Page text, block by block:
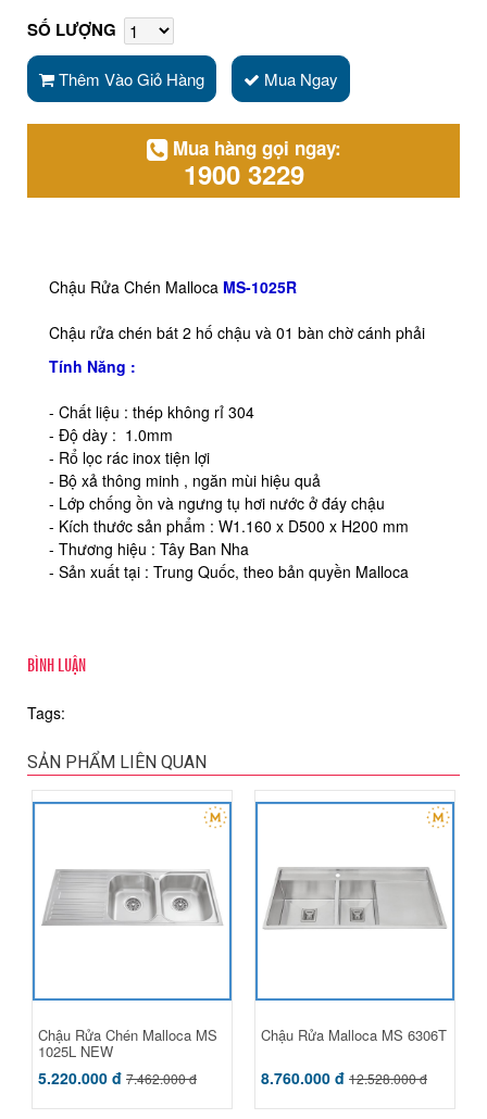
SỐ LƯỢNG
Thêm Vào Giỏ Hàng Mua Ngay
Mua hàng gọi ngay:
1900 3229
Chậu Rửa Chén Malloca MS-1025R
Chậu rửa chén bát 2 hố chậu và 01 bàn chờ cánh phải
Tính Năng :
- Chất liệu : thép không rỉ 304
- Độ dày : 1.0mm
- Rổ lọc rác inox tiện lợi
- Bộ xả thông minh , ngăn mùi hiệu quả
- Lớp chống ồn và ngưng tụ hơi nước ở đáy chậu
- Kích thước sản phẩm : W1.160 x D500 x H200 mm
- Thương hiệu : Tây Ban Nha
- Sản xuất tại : Trung Quốc, theo bản quyền Malloca
BÌNH LUẬN
Tags:
SẢN PHẨM LIÊN QUAN
Chậu Rửa Chén Malloca MS
1025L NEW
5.220.000 đ 7.462.000 đ
Chậu Rửa Malloca MS 6306T
8.760.000 đ 12.528.000 đ